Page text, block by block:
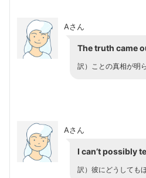
Aさん
The truth came
訳）ことの真相が明
Aさん
I can’t possibly
訳）彼にどうしても